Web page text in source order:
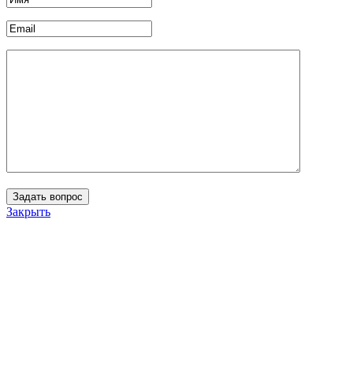
Закрыть